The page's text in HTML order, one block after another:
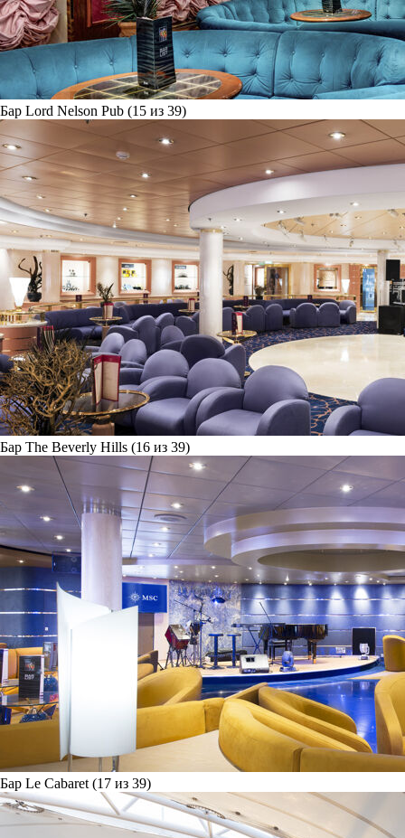
Бар Lord Nelson Pub (15 из 39)
Бар The Beverly Hills (16 из 39)
Бар Le Cabaret (17 из 39)